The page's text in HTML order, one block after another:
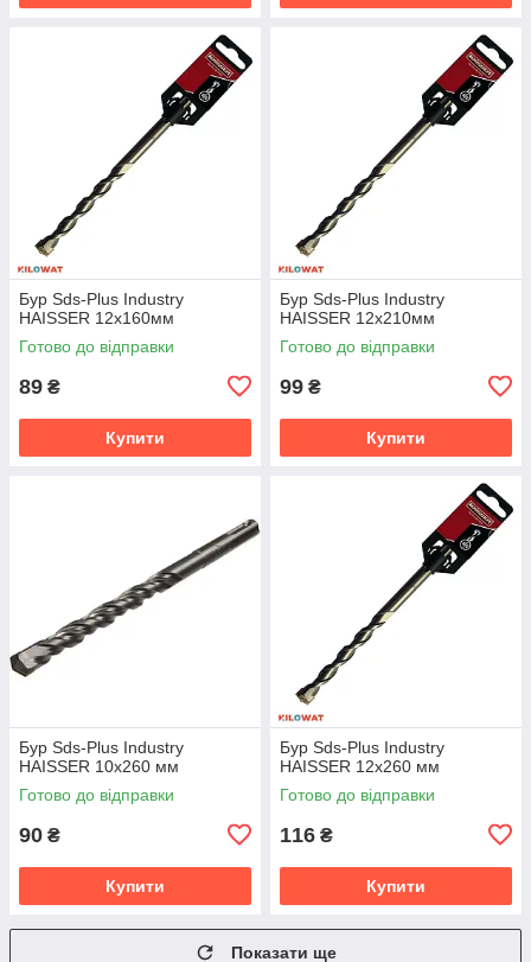
Бур Sds-Plus Industry
HAISSER 12х160мм
Готово до відправки
89 ₴
Купити
Бур Sds-Plus Industry
HAISSER 12х210мм
Готово до відправки
99 ₴
Купити
Бур Sds-Plus Industry
HAISSER 10х260 мм
Готово до відправки
90 ₴
Купити
Бур Sds-Plus Industry
HAISSER 12х260 мм
Готово до відправки
116 ₴
Купити
Показати ще